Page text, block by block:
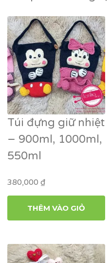
Túi đựng giữ nhiệt
– 900ml, 1000ml,
550ml
380,000 ₫
THÊM VÀO GIỎ